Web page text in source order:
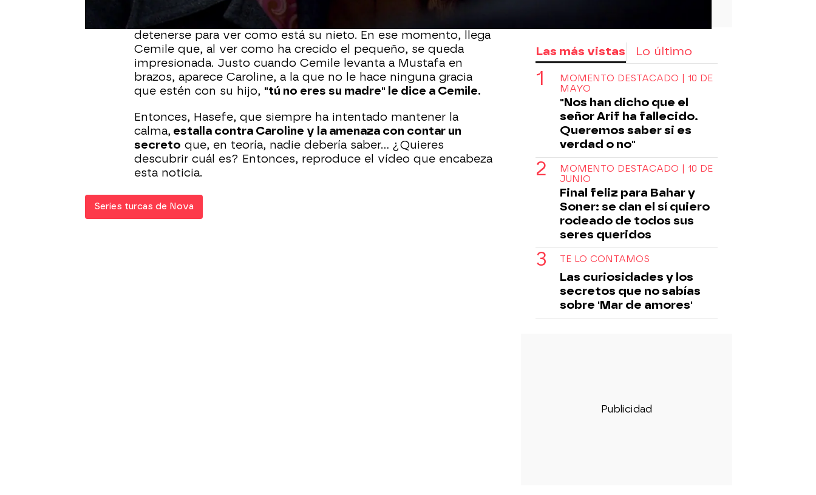
Por otro lado, Hasefe se ha encontrado a Mustafa por la calle
de la mano de la chica que lo cuida y no ha podido evitar
detenerse para ver como está su nieto. En ese momento, llega
Cemile que, al ver como ha crecido el pequeño, se queda
impresionada. Justo cuando Cemile levanta a Mustafa en
brazos, aparece Caroline, a la que no le hace ninguna gracia
que estén con su hijo, "tú no eres su madre" le dice a Cemile.
Entonces, Hasefe, que siempre ha intentado mantener la
calma, estalla contra Caroline y la amenaza con contar un
secreto que, en teoría, nadie debería saber... ¿Quieres
descubrir cuál es? Entonces, reproduce el vídeo que encabeza
esta noticia.
Series turcas de Nova
Las más vistas Lo último
MOMENTO DESTACADO | 10 DE
MAYO
"Nos han dicho que el
señor Arif ha fallecido.
Queremos saber si es
verdad o no"
MOMENTO DESTACADO | 10 DE
JUNIO
Final feliz para Bahar y
Soner: se dan el sí quiero
rodeado de todos sus
seres queridos
TE LO CONTAMOS
Las curiosidades y los
secretos que no sabías
sobre 'Mar de amores'